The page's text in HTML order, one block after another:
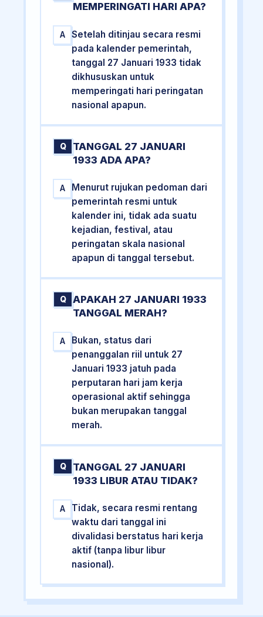
MEMPERINGATI HARI APA?
A
Setelah ditinjau secara resmi
pada kalender pemerintah,
tanggal 27 Januari 1933 tidak
dikhususkan untuk
memperingati hari peringatan
nasional apapun.
Q
TANGGAL 27 JANUARI
1933 ADA APA?
A
Menurut rujukan pedoman dari
pemerintah resmi untuk
kalender ini, tidak ada suatu
kejadian, festival, atau
peringatan skala nasional
apapun di tanggal tersebut.
Q
APAKAH 27 JANUARI 1933
TANGGAL MERAH?
A
Bukan, status dari
penanggalan riil untuk 27
Januari 1933 jatuh pada
perputaran hari jam kerja
operasional aktif sehingga
bukan merupakan tanggal
merah.
Q
TANGGAL 27 JANUARI
1933 LIBUR ATAU TIDAK?
A
Tidak, secara resmi rentang
waktu dari tanggal ini
divalidasi berstatus hari kerja
aktif (tanpa libur libur
nasional).